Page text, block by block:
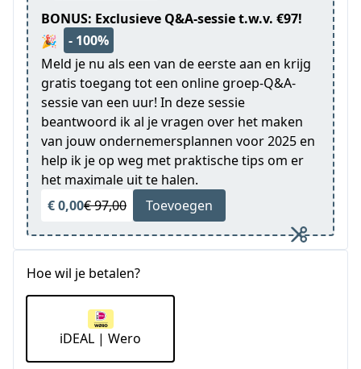
BONUS: Exclusieve Q&A-sessie t.w.v. €97!
🎉
- 100%
Meld je nu als een van de eerste aan en krijg
gratis toegang tot een online groep-Q&A-
sessie van een uur! In deze sessie
beantwoord ik al je vragen over het maken
van jouw ondernemersplannen voor 2025 en
help ik je op weg met praktische tips om er
het maximale uit te halen.
€ 0,00€ 97,00 Toevoegen
Hoe wil je betalen?
iDEAL | Wero